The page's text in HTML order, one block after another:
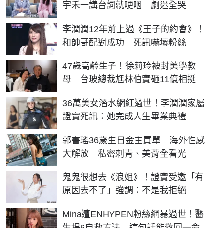
宇禾一講台詞就哽咽 劇迷全哭
李潤潤12年前上過《王子的約會》！
和帥哥配對成功 死訊嚇壞粉絲
47歲高齡生子！徐莉玲被封美學教
母 台玻總裁尪林伯實砸11億相挺
36萬美女潛水網紅過世！李潤潤家屬
證實死訊：她完成人生畢業典禮
郭書瑤36歲生日金主買單！海外性感
大解放 私密刺青、美背全看光
鬼鬼很想去《浪姐》！證實受邀「有
原因去不了」強調：不是我拒絕
Mina遭ENHYPEN粉絲網暴過世！醫